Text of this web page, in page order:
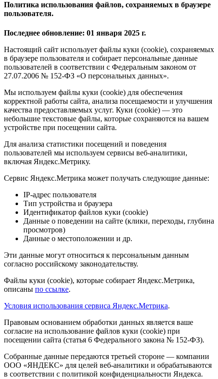
Политика использования файлов, сохраняемых в браузере
пользователя.
Последнее обновление: 01 января 2025 г.
Настоящий сайт использует файлы куки (cookie), сохраняемых
в браузере пользователя и собирает персональные данные
пользователей в соответствии с Федеральным законом от
27.07.2006 № 152-ФЗ «О персональных данных».
Мы используем файлы куки (cookie) для обеспечения
корректной работы сайта, анализа посещаемости и улучшения
качества предоставляемых услуг. Куки (cookie) — это
небольшие текстовые файлы, которые сохраняются на вашем
устройстве при посещении сайта.
Для анализа статистики посещений и поведения
пользователей мы используем сервисы веб-аналитики,
включая Яндекс.Метрику.
Сервис Яндекс.Метрика может получать следующие данные:
IP-адрес пользователя
Тип устройства и браузера
Идентификатор файлов куки (cookie)
Данные о поведении на сайте (клики, переходы, глубина
просмотров)
Данные о местоположении и др.
Эти данные могут относиться к персональным данным
согласно российскому законодательству.
Файлы куки (cookie), которые собирает Яндекс.Метрика,
описаны по ссылке.
Условия использования сервиса Яндекс.Метрика.
Правовым основанием обработки данных является ваше
согласие на использование файлов куки (cookie) при
посещении сайта (статья 6 Федерального закона № 152-ФЗ).
Собранные данные передаются третьей стороне — компании
ООО «ЯНДЕКС» для целей веб-аналитики и обрабатываются
в соответствии с политикой конфиденциальности Яндекса.